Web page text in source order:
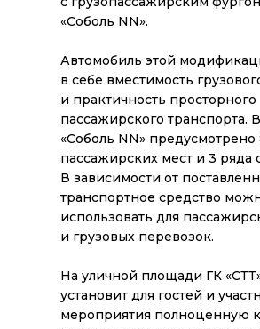
«Соболь NN».
Автомобиль этой
в себе вместимость
и практичность просторного
пассажирского транспорта.
«Соболь NN» предусмотрено
пассажирских мест и 3 ряда
В зависимости от
транспортное средство
использовать для
и грузовых перевозок.
На уличной площади ГК
установит для гостей и
мероприятия полноценную